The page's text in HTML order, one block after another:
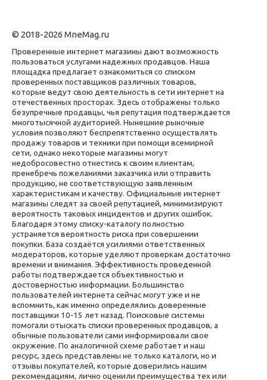
© 2018-2026 MneMag.ru
Проверенные интернет магазины дают возможность
пользоваться услугами надежных продавцов. Наша
площадка предлагает ознакомиться со списком
проверенных поставщиков различных товаров,
которые ведут свою деятельность в сети интернет на
отечественных просторах. Здесь отображены только
безупречные продавцы, чья репутация подтверждается
многотысячной аудиторией. Нынешние рыночные
условия позволяют беспрепятственно осуществлять
продажу товаров и техники при помощи всемирной
сети, однако некоторые магазины могут
недобросовестно отнестись к своим клиентам,
пренебречь пожеланиями заказчика или отправить
продукцию, не соответствующую заявленным
характеристикам и качеству. Официальные интернет
магазины следят за своей репутацией, минимизируют
вероятность таковых инцидентов и других ошибок.
Благодаря этому списку-каталогу полностью
устраняется вероятность риска при совершении
покупки. База создаётся усилиями ответственных
модераторов, которые уделяют проверкам достаточно
времени и внимания. Эффективность проведенной
работы подтверждается объективностью и
достоверностью информации. Большинство
пользователей интернета сейчас могут уже и не
вспомнить, как именно определялись доверенные
поставщики 10-15 лет назад. Поисковые системы
помогали отыскать списки проверенных продавцов, а
обычные пользователи сами информировали свое
окружение. По аналогичной схеме работает и наш
ресурс, здесь представлены не только каталоги, но и
отзывы покупателей, которые доверились нашим
рекомендациям, лично оценили преимущества тех или